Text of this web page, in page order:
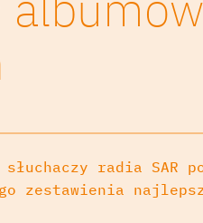
radia SAR
zestawienia